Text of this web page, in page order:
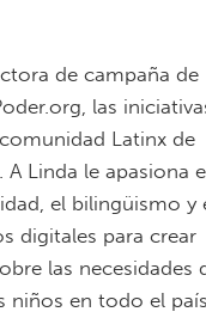
de campaña de
las
Latinx de
A Linda le apasiona
el bilingüismo y
digitales para crear
las necesidades
niños en todo el